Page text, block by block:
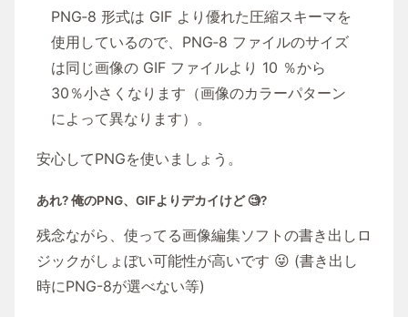
PNG‑8 形式は GIF より優れた圧縮スキーマを
使用しているので、PNG‑8 ファイルのサイズ
は同じ画像の GIF ファイルより 10 ％から
30％小さくなります（画像のカラーパターン
によって異なります）。
安心してPNGを使いましょう。
あれ? 俺のPNG、GIFよりデカイけど 🧐?
残念ながら、使ってる画像編集ソフトの書き出しロ
ジックがしょぼい可能性が高いです 😜 (書き出し
時にPNG-8が選べない等)